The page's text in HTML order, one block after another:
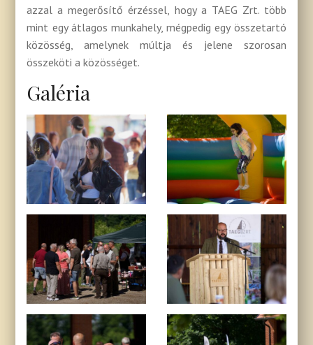
azzal a megerősítő érzéssel, hogy a TAEG Zrt. több
mint egy átlagos munkahely, mégpedig egy összetartó
közösség, amelynek múltja és jelene szorosan
összeköti a közösséget.
Galéria